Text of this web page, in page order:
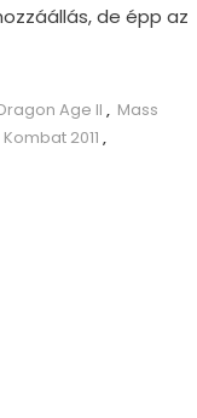
de épp az
Age II , Mass
2011 ,